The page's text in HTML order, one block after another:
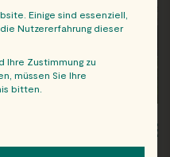
Einige sind essenziell,
Nutzererfahrung dieser
Ihre Zustimmung zu
müssen Sie Ihre
bitten.
groups for which consent